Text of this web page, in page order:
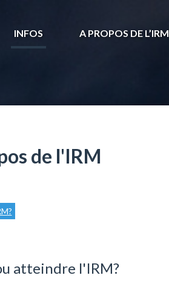
INFOS A PROPOS DE L’IRM
de l'IRM
atteindre l'IRM?